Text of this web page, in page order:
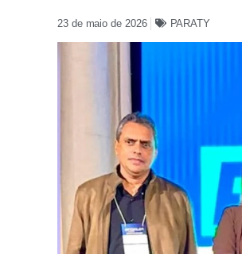
23 de maio de 2026 PARATY